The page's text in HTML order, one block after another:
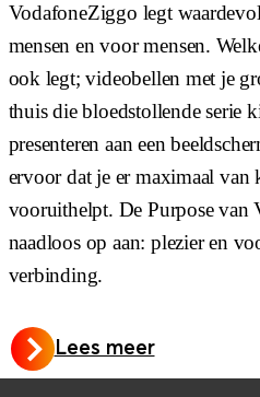
VodafoneZiggo legt
mensen en voor mensen.
ook legt; videobellen met je
thuis die bloedstollende serie
presenteren aan een
ervoor dat je er maximaal van
vooruithelpt. De Purpose van
naadloos op aan: plezier en
verbinding.
Lees meer